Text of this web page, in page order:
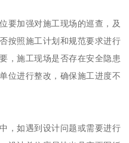
要加强对施工现场的巡查，及
按照施工计划和规范要求进行
，施工现场是否存在安全隐患
位进行整改，确保施工进度不
，如遇到设计问题或需要进行